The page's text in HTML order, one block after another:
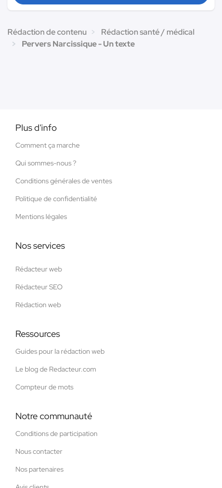
Rédaction de contenu
Rédaction santé / médical
Pervers Narcissique - Un texte
Plus d'info
Comment ça marche
Qui sommes-nous ?
Conditions générales de ventes
Politique de confidentialité
Mentions légales
Nos services
Rédacteur web
Rédacteur SEO
Rédaction web
Ressources
Guides pour la rédaction web
Le blog de Redacteur.com
Compteur de mots
Notre communauté
Conditions de participation
Nous contacter
Nos partenaires